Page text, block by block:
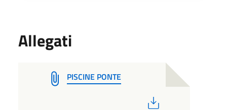
Allegati
PISCINE PONTE